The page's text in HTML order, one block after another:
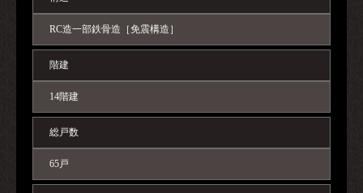
RC造一部鉄骨造［免震構造］
階建
14階建
総戸数
65戸